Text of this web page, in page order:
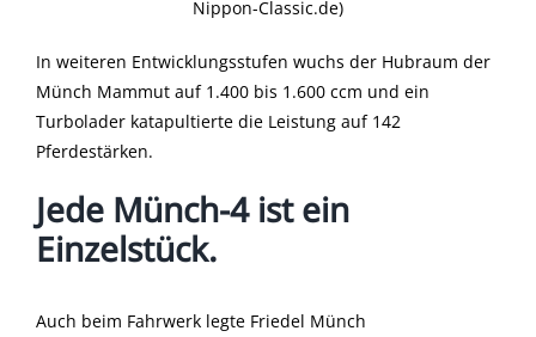
Nippon-Classic.de)
In weiteren Entwicklungsstufen wuchs der Hubraum der
Münch Mammut auf 1.400 bis 1.600 ccm und ein
Turbolader katapultierte die Leistung auf 142
Pferdestärken.
Jede Münch-4 ist ein
Einzelstück.
Auch beim Fahrwerk legte Friedel Münch